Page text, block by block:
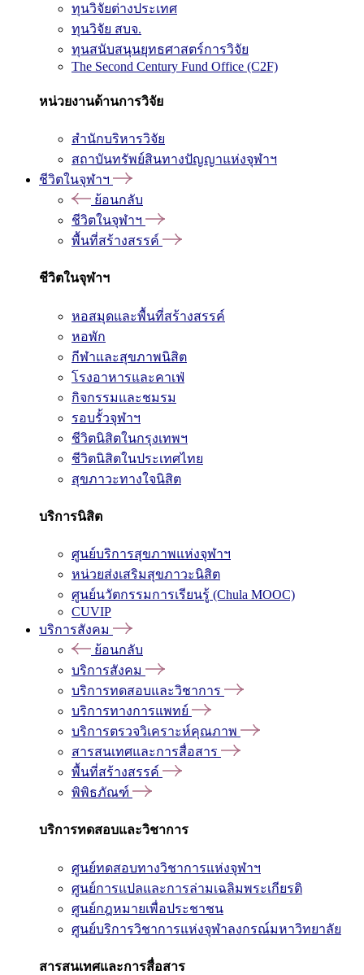
ทุนวิจัยต่างประเทศ
ทุนวิจัย สบจ.
ทุนสนับสนุนยุทธศาสตร์การวิจัย
The Second Century Fund Office (C2F)
หน่วยงานด้านการวิจัย
สำนักบริหารวิจัย
สถาบันทรัพย์สินทางปัญญาแห่งจุฬาฯ
ชีวิตในจุฬาฯ
ย้อนกลับ
ชีวิตในจุฬาฯ
พื้นที่สร้างสรรค์
ชีวิตในจุฬาฯ
หอสมุดและพื้นที่สร้างสรรค์
หอพัก
กีฬาและสุขภาพนิสิต
โรงอาหารและคาเฟ่
กิจกรรมและชมรม
รอบรั้วจุฬาฯ
ชีวิตนิสิตในกรุงเทพฯ
ชีวิตนิสิตในประเทศไทย
สุขภาวะทางใจนิสิต
บริการนิสิต
ศูนย์บริการสุขภาพแห่งจุฬาฯ
หน่วยส่งเสริมสุขภาวะนิสิต
ศูนย์นวัตกรรมการเรียนรู้ (Chula MOOC)
CUVIP
บริการสังคม
ย้อนกลับ
บริการสังคม
บริการทดสอบและวิชาการ
บริการทางการแพทย์
บริการตรวจวิเคราะห์คุณภาพ
สารสนเทศและการสื่อสาร
พื้นที่สร้างสรรค์
พิพิธภัณฑ์
บริการทดสอบและวิชาการ
ศูนย์ทดสอบทางวิชาการแห่งจุฬาฯ
ศูนย์การแปลและการล่ามเฉลิมพระเกียรติ
ศูนย์กฎหมายเพื่อประชาชน
ศูนย์บริการวิชาการแห่งจุฬาลงกรณ์มหาวิทยาลัย
สารสนเทศและการสื่อสาร